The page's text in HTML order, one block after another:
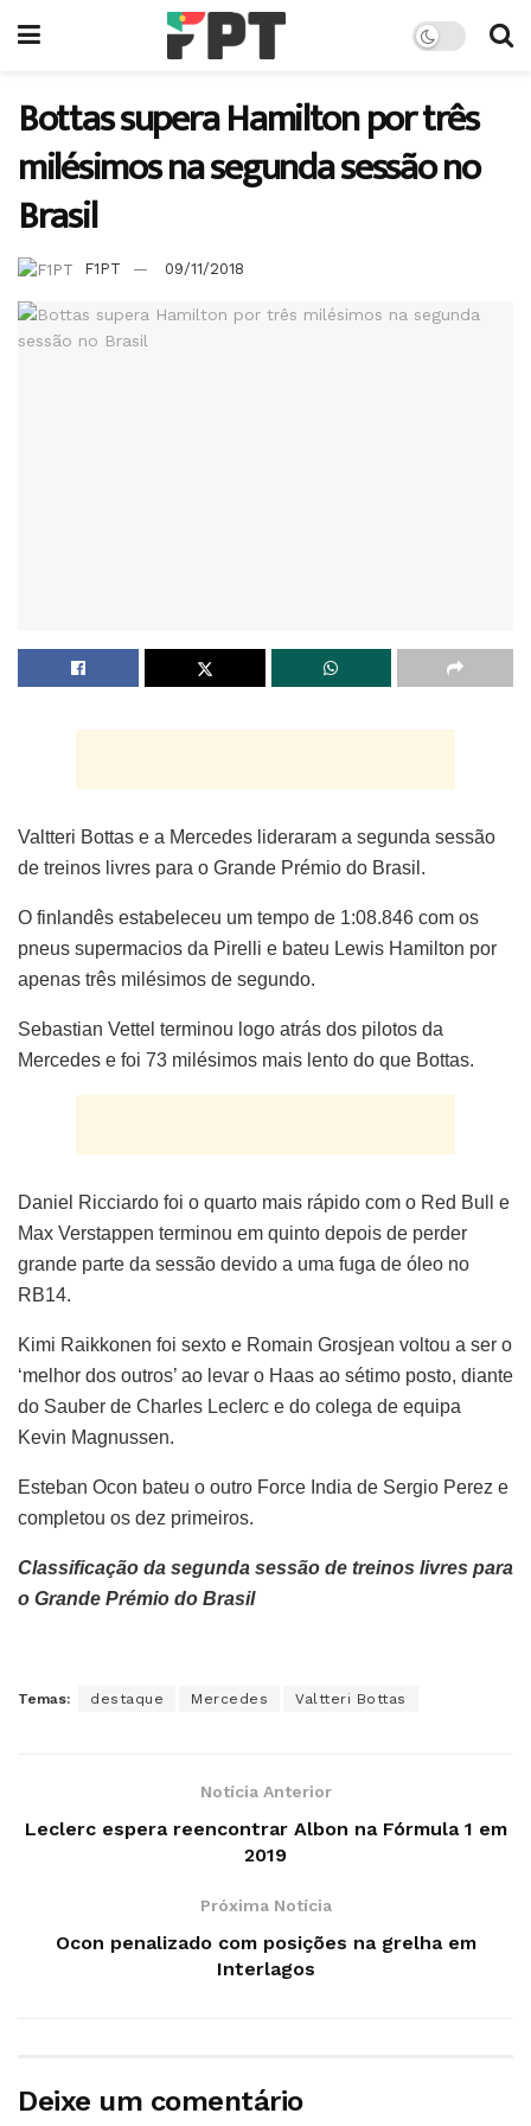
Bottas supera Hamilton por três
milésimos na segunda sessão no
Brasil
F1PT 09/11/2018
Valtteri Bottas e a Mercedes lideraram a segunda sessão
de treinos livres para o Grande Prémio do Brasil.
O finlandês estabeleceu um tempo de 1:08.846 com os
pneus supermacios da Pirelli e bateu Lewis Hamilton por
apenas três milésimos de segundo.
Sebastian Vettel terminou logo atrás dos pilotos da
Mercedes e foi 73 milésimos mais lento do que Bottas.
Daniel Ricciardo foi o quarto mais rápido com o Red Bull e
Max Verstappen terminou em quinto depois de perder
grande parte da sessão devido a uma fuga de óleo no
RB14.
Kimi Raikkonen foi sexto e Romain Grosjean voltou a ser o
‘melhor dos outros’ ao levar o Haas ao sétimo posto, diante
do Sauber de Charles Leclerc e do colega de equipa
Kevin Magnussen.
Esteban Ocon bateu o outro Force India de Sergio Perez e
completou os dez primeiros.
Classificação da segunda sessão de treinos livres para
o Grande Prémio do Brasil
Temas: destaque Mercedes Valtteri Bottas
Notícia Anterior
Leclerc espera reencontrar Albon na Fórmula 1 em
2019
Próxima Notícia
Ocon penalizado com posições na grelha em
Interlagos
Deixe um comentário